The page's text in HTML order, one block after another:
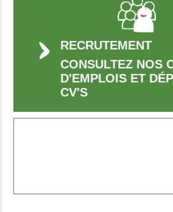
RECRUTEMENT
CONSULTEZ NOS
D'EMPLOIS ET
CV'S